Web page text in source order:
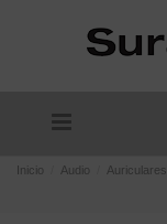
Inicio Audio Auriculares